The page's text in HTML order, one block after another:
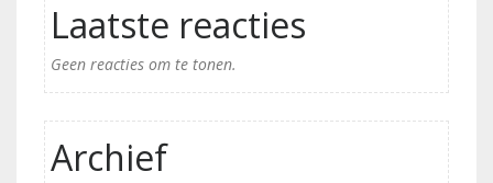
Laatste reacties
Geen reacties om te tonen.
Archief